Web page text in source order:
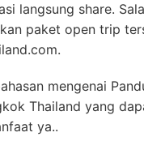
langsung share.
paket open trip
mengenai
Thailand yang
ya..